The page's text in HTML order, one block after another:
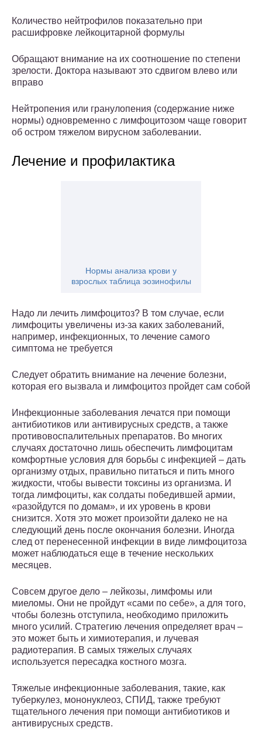
Количество нейтрофилов показательно при
расшифровке лейкоцитарной формулы
Обращают внимание на их соотношение по степени
зрелости. Доктора называют это сдвигом влево или
вправо
Нейтропения или гранулопения (содержание ниже
нормы) одновременно с лимфоцитозом чаще говорит
об остром тяжелом вирусном заболевании.
Лечение и профилактика
Нормы анализа крови у
взрослых таблица эозинофилы
Надо ли лечить лимфоцитоз? В том случае, если
лимфоциты увеличены из-за каких заболеваний,
например, инфекционных, то лечение самого
симптома не требуется
Следует обратить внимание на лечение болезни,
которая его вызвала и лимфоцитоз пройдет сам собой
Инфекционные заболевания лечатся при помощи
антибиотиков или антивирусных средств, а также
противовоспалительных препаратов. Во многих
случаях достаточно лишь обеспечить лимфоцитам
комфортные условия для борьбы с инфекцией – дать
организму отдых, правильно питаться и пить много
жидкости, чтобы вывести токсины из организма. И
тогда лимфоциты, как солдаты победившей армии,
«разойдутся по домам», и их уровень в крови
снизится. Хотя это может произойти далеко не на
следующий день после окончания болезни. Иногда
след от перенесенной инфекции в виде лимфоцитоза
может наблюдаться еще в течение нескольких
месяцев.
Совсем другое дело – лейкозы, лимфомы или
миеломы. Они не пройдут «сами по себе», а для того,
чтобы болезнь отступила, необходимо приложить
много усилий. Стратегию лечения определяет врач –
это может быть и химиотерапия, и лучевая
радиотерапия. В самых тяжелых случаях
используется пересадка костного мозга.
Тяжелые инфекционные заболевания, такие, как
туберкулез, мононуклеоз, СПИД, также требуют
тщательного лечения при помощи антибиотиков и
антивирусных средств.